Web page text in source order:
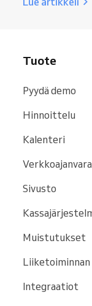
Tuote
Pyydä demo
Hinnoittelu
Kalenteri
Sivusto
Muistutukset
Liiketoiminnan
Integraatiot